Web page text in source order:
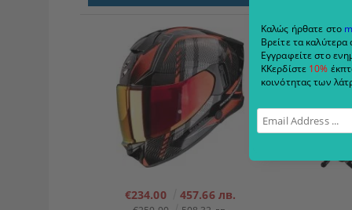
€234.00 457.66 лв.
Καλώς ήρθατε στο
Βρείτε τα καλύτερα
Εγγραφείτε στο
ΚΚερδίστε 10%
κοινότητας των